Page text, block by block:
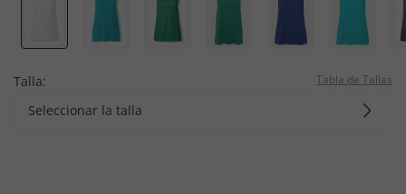
Talla: Tabla de Tallas
Seleccionar la talla